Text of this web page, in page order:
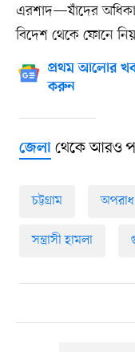
এরশাদ—যাঁদের
বিদেশ থেকে ফোনে
প্রথম আলোর
করুন
জেলাথেকে আরও
চট্টগ্রাম অপরাধ
সন্ত্রাসী হামলা